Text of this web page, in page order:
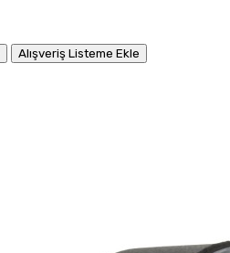
Alışveriş Listeme Ekle